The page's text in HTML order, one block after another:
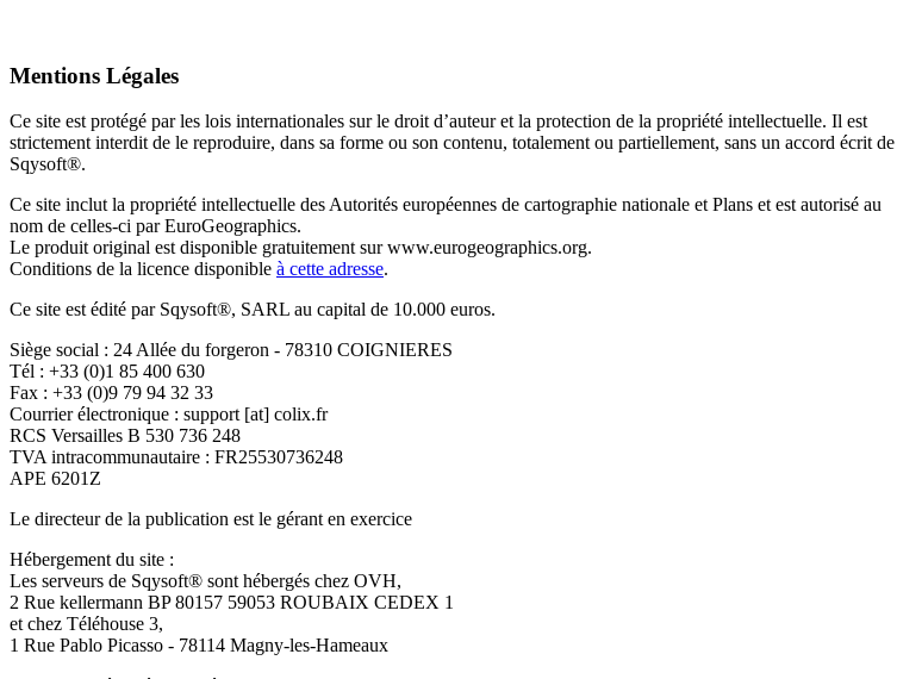
Mentions Légales
Ce site est protégé par les lois internationales sur le droit d’auteur et la protection de la propriété intellectuelle. Il est
strictement interdit de le reproduire, dans sa forme ou son contenu, totalement ou partiellement, sans un accord écrit de
Sqysoft®.
Ce site inclut la propriété intellectuelle des Autorités européennes de cartographie nationale et Plans et est autorisé au
nom de celles-ci par EuroGeographics.
Le produit original est disponible gratuitement sur www.eurogeographics.org.
Conditions de la licence disponible à cette adresse.
Ce site est édité par Sqysoft®, SARL au capital de 10.000 euros.
Siège social : 24 Allée du forgeron - 78310 COIGNIERES
Tél : +33 (0)1 85 400 630
Fax : +33 (0)9 79 94 32 33
Courrier électronique : support [at] colix.fr
RCS Versailles B 530 736 248
TVA intracommunautaire : FR25530736248
APE 6201Z
Le directeur de la publication est le gérant en exercice
Hébergement du site :
Les serveurs de Sqysoft® sont hébergés chez OVH,
2 Rue kellermann BP 80157 59053 ROUBAIX CEDEX 1
et chez Téléhouse 3,
1 Rue Pablo Picasso - 78114 Magny-les-Hameaux